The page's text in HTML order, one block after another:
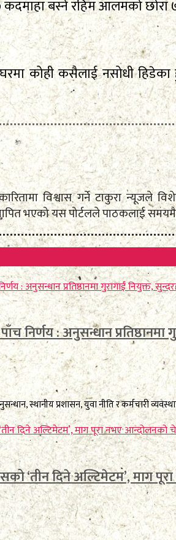
बस्ने रहिम आलमको
कोही कसैलाई नसोधी
विश्वास गर्ने टाकुरा
भएको यस पोर्टलले पाठकलाई
निर्णय : अनुसन्धान
स्थानीय प्रशासन, युवा नीति र कर्मचारी
‘तीन दिने अल्टिमेटम’, माग